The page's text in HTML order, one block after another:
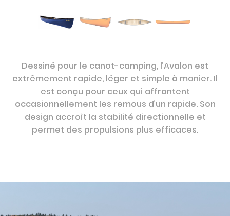
Dessiné pour le canot-camping, l’Avalon est
extrêmement rapide, léger et simple à manier. Il
est conçu pour ceux qui affrontent
occasionnellement les remous d’un rapide. Son
design accroît la stabilité directionnelle et
permet des propulsions plus efficaces.